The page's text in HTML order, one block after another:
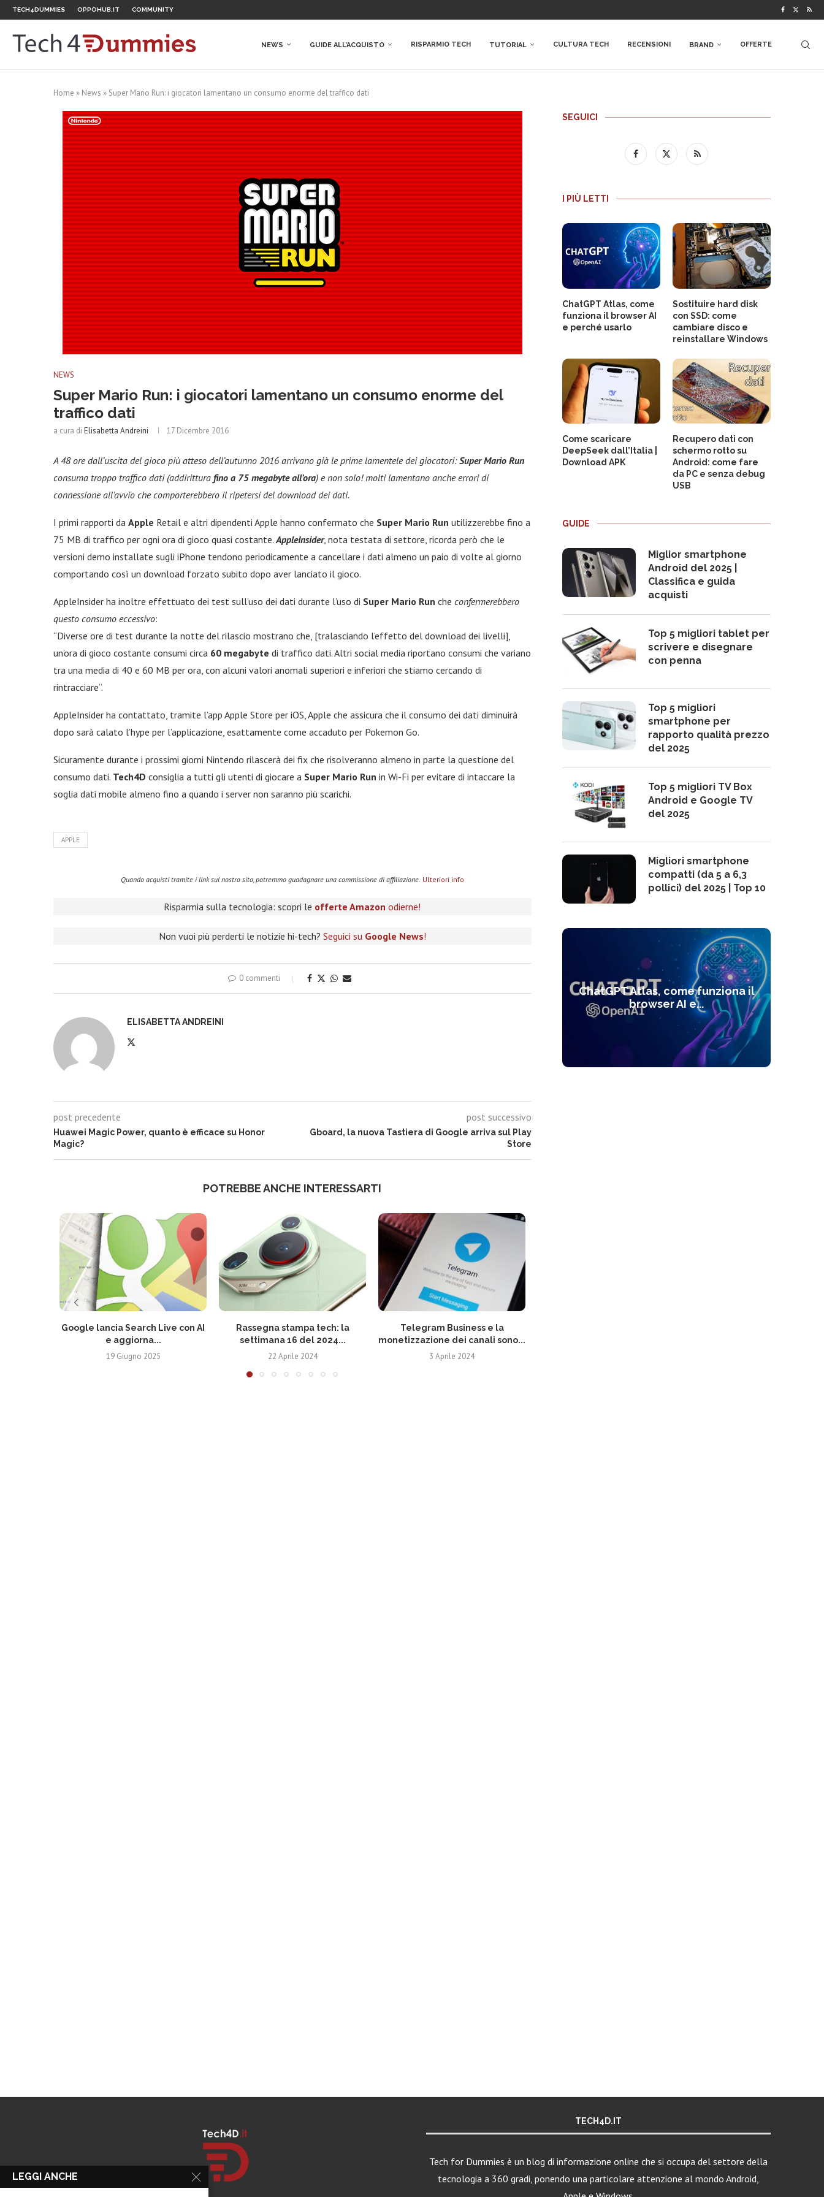
TECH4DUMMIES OPPOHUB.IT COMMUNITY
NEWS GUIDE ALL’ACQUISTO RISPARMIO TECH TUTORIAL CULTURA TECH RECENSIONI BRAND OFFERTE
Home » News » Super Mario Run: i giocatori lamentano un consumo enorme del traffico dati
NEWS
Super Mario Run: i giocatori lamentano un consumo enorme del
traffico dati
a cura di Elisabetta Andreini 17 Dicembre 2016
A 48 ore dall’uscita del gioco più atteso dell’autunno 2016 arrivano già le prime lamentele dei giocatori:Super Mario Run
consuma troppo traffico dati (addirittura fino a 75 megabyte all’ora) e non solo! molti lamentano anche errori di
connessione all’avvio che comporterebbero il ripetersi del download dei dati.
I primi rapporti da Apple Retail e altri dipendenti Apple hanno confermato che Super Mario Run utilizzerebbe fino a
75 MB di traffico per ogni ora di gioco quasi costante.AppleInsider, nota testata di settore, ricorda però che le
versioni demo installate sugli iPhone tendono periodicamente a cancellare i dati almeno un paio di volte al giorno
comportando così un download forzato subito dopo aver lanciato il gioco.
AppleInsider ha inoltre effettuato dei test sull’uso dei dati durante l’uso di Super Mario Run che confermerebbero
questo consumo eccessivo:
“Diverse ore di test durante la notte del rilascio mostrano che, [tralasciando l’effetto del download dei livelli],
un’ora di gioco costante consumi circa 60 megabyte di traffico dati. Altri social media riportano consumi che variano
tra una media di 40 e 60 MB per ora, con alcuni valori anomali superiori e inferiori che stiamo cercando di
rintracciare“.
AppleInsider ha contattato, tramite l’app Apple Store per iOS, Apple che assicura che il consumo dei dati diminuirà
dopo sarà calato l’hype per l’applicazione, esattamente come accaduto per Pokemon Go.
Sicuramente durante i prossimi giorni Nintendo rilascerà dei fix che risolveranno almeno in parte la questione del
consumo dati. Tech4D consiglia a tutti gli utenti di giocare a Super Mario Run in Wi-Fi per evitare di intaccare la
soglia dati mobile almeno fino a quando i server non saranno più scarichi.
APPLE
Quando acquisti tramite i link sul nostro sito, potremmo guadagnare una commissione di affiliazione. Ulteriori info
Risparmia sulla tecnologia: scopri le offerte Amazon odierne!
Non vuoi più perderti le notizie hi-tech? Seguici su Google News!
0 commenti
ELISABETTA ANDREINI
post precedente
Huawei Magic Power, quanto è efficace su Honor
Magic?
post successivo
Gboard, la nuova Tastiera di Google arriva sul Play
Store
POTREBBE ANCHE INTERESSARTI
Google lancia Search Live con AI
e aggiorna...
19 Giugno 2025
Rassegna stampa tech: la
settimana 16 del 2024...
22 Aprile 2024
Telegram Business e la
monetizzazione dei canali sono...
3 Aprile 2024
SEGUICI
I PIÙ LETTI
ChatGPT Atlas, come
funziona il browser AI
e perché usarlo
Sostituire hard disk
con SSD: come
cambiare disco e
reinstallare Windows
Come scaricare
DeepSeek dall’Italia |
Download APK
Recupero dati con
schermo rotto su
Android: come fare
da PC e senza debug
USB
GUIDE
Miglior smartphone
Android del 2025 |
Classifica e guida
acquisti
Top 5 migliori tablet per
scrivere e disegnare
con penna
Top 5 migliori
smartphone per
rapporto qualità prezzo
del 2025
Top 5 migliori TV Box
Android e Google TV
del 2025
Migliori smartphone
compatti (da 5 a 6,3
pollici) del 2025 | Top 10
ChatGPT Atlas, come funziona il
browser AI e...
TECH4D.IT
Tech for Dummies è un blog di informazione online che si occupa del settore della
tecnologia a 360 gradi, ponendo una particolare attenzione al mondo Android,
LEGGI ANCHE